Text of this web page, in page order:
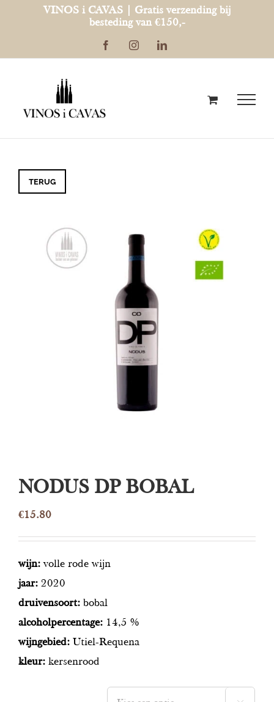
VINOS i CAVAS | Gratis verzending bij
besteding van €150,-
FacebookInstagramLinkedIn
TERUG
NODUS DP BOBAL
€15.80
wijn:volle rode wijn
jaar: 2020
druivensoort: bobal
alcoholpercentage: 14,5 %
wijngebied: Utiel-Requena
kleur: kersenrood